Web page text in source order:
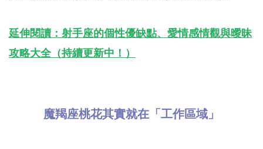
延伸閱讀：射手座的個性優缺點、愛情感情觀與曖昧
攻略大全（持續更新中！）
魔羯座桃花其實就在「工作區域」